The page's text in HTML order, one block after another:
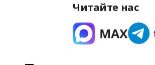
Читайте нас